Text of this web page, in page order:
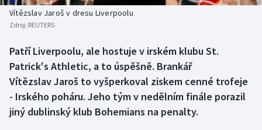
Biatlon
Box
Curling
Aplikace ČT sport
Vítězslav Jaroš v dresu Liverpoolu
Zdroj: REUTERS
Patří Liverpoolu, ale hostuje v irském klubu St.
Patrick's Athletic, a to úspěšně. Brankář
Vítězslav Jaroš to vyšperkoval ziskem cenné trofeje
- Irského poháru. Jeho tým v nedělním finále porazil
jiný dublinský klub Bohemians na penalty.